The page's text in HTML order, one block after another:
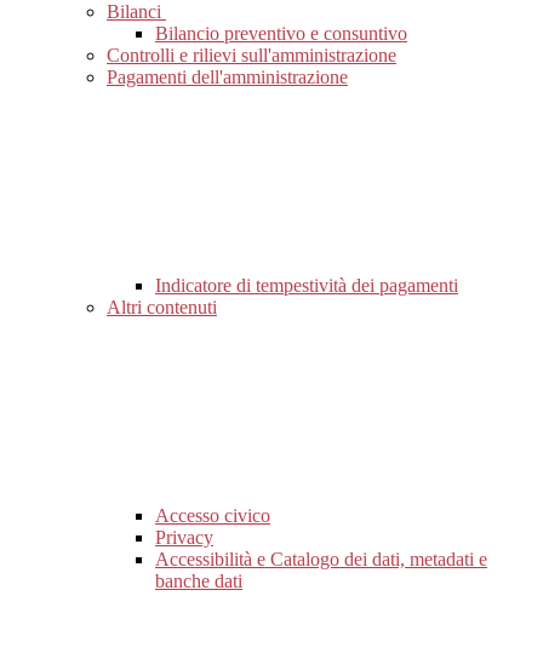
Bilanci
Bilancio preventivo e consuntivo
Controlli e rilievi sull'amministrazione
Pagamenti dell'amministrazione
Indicatore di tempestività dei pagamenti
Altri contenuti
Accesso civico
Privacy
Accessibilità e Catalogo dei dati, metadati e
banche dati